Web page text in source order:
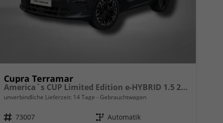
Cupra Terramar
America`s CUP Limited Edition e-HYBRID 1.5 200 kW (272
unverbindliche Lieferzeit: 14 Tage Gebrauchtwagen
Fahrzeugnr. 73007 Getriebe Automatik